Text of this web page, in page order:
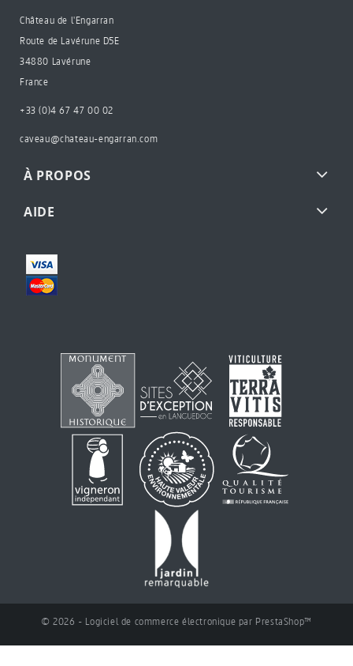
Château de l'Engarran
Route de Lavérune D5E
34880 Lavérune
France
+33 (0)4 67 47 00 02
caveau@chateau-engarran.com
À PROPOS
AIDE
© 2026 - Logiciel de commerce électronique par PrestaShop™